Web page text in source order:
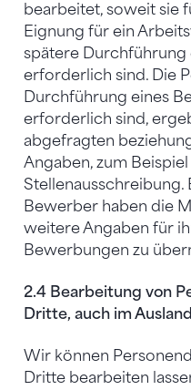
bearbeitet, soweit sie
Eignung für ein
spätere Durchführung
erforderlich sind. Die
Durchführung eines
erforderlich sind,
abgefragten
Angaben, zum
Bewerber haben die
weitere Angaben für
Bewerbungen zu
2.4 Bearbeitung von
Dritte, auch im Ausland
Wir können
Dritte bearbeiten